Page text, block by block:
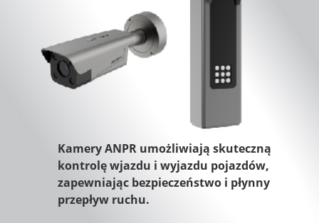
Kamery ANPR umożliwiają skuteczną
kontrolę wjazdu i wyjazdu pojazdów,
zapewniając bezpieczeństwo i płynny
przepływ ruchu.